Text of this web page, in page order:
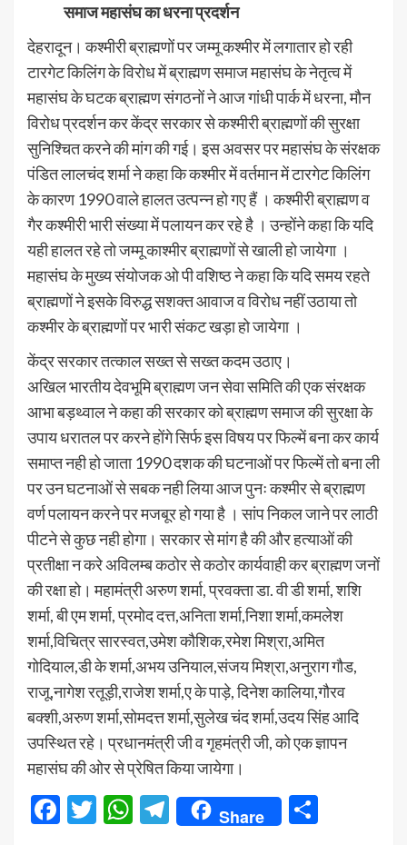
समाज महासंघ का धरना प्रदर्शन
देहरादून। कश्मीरी ब्राह्मणों पर जम्मू कश्मीर में लगातार हो रही
टारगेट किलिंग के विरोध में ब्राह्मण समाज महासंघ के नेतृत्व में
महासंघ के घटक ब्राह्मण संगठनों ने आज गांधी पार्क में धरना, मौन
विरोध प्रदर्शन कर केंद्र सरकार से कश्मीरी ब्राह्मणों की सुरक्षा
सुनिश्चित करने की मांग की गई। इस अवसर पर महासंघ के संरक्षक
पंडित लालचंद शर्मा ने कहा कि कश्मीर में वर्तमान में टारगेट किलिंग
के कारण 1990 वाले हालत उत्पन्न हो गए हैं । कश्मीरी ब्राह्मण व
गैर कश्मीरी भारी संख्या में पलायन कर रहे है । उन्होंने कहा कि यदि
यही हालत रहे तो जम्मू काश्मीर ब्राह्मणों से खाली हो जायेगा ।
महासंघ के मुख्य संयोजक ओ पी वशिष्ठ ने कहा कि यदि समय रहते
ब्राह्मणों ने इसके विरुद्ध सशक्त आवाज व विरोध नहीं उठाया तो
कश्मीर के ब्राह्मणों पर भारी संकट खड़ा हो जायेगा‌ ।
केंद्र सरकार तत्काल सख्त से सख्त कदम उठाए‌।
अखिल भारतीय देवभूमि ब्राह्मण जन सेवा समिति की एक संरक्षक
आभा बड़थ्वाल ने कहा की सरकार को ब्राह्मण समाज की सुरक्षा के
उपाय धरातल पर करने होंगे सिर्फ इस विषय पर फिल्में बना कर कार्य
समाप्त नही हो जाता 1990 दशक की घटनाओं पर फिल्में तो बना ली
पर उन घटनाओं से सबक नही लिया आज पुनः कश्मीर से ब्राह्मण
वर्ण पलायन करने पर मजबूर हो गया है । सांप निकल जाने पर लाठी
पीटने से कुछ नही होगा। सरकार से मांग है की और हत्याओं की
प्रतीक्षा न करे अविलम्ब कठोर से कठोर कार्यवाही कर ब्राह्मण जनों
की रक्षा हो। महामंत्री अरुण शर्मा, प्रवक्ता डा. वी डी शर्मा, शशि
शर्मा, बी एम शर्मा, प्रमोद दत्त,अनिता शर्मा,निशा शर्मा,कमलेश
शर्मा,विचित्र सारस्वत,उमेश कौशिक,रमेश मिश्रा,अमित
गोदियाल,डी के शर्मा,अभय उनियाल,संजय मिश्रा,अनुराग गौड,
राजू,नागेश रतूड़ी,राजेश शर्मा,ए के पाड़े, दिनेश कालिया,गौरव
बक्शी,अरुण शर्मा,सोमदत्त शर्मा,सुलेख चंद शर्मा,उदय सिंह आदि
उपस्थित रहे। प्रधानमंत्री जी व गृहमंत्री जी, को एक ज्ञापन
महासंघ की ओर से प्रेषित किया जायेगा।
Facebook
TwitterWhatsApp
Telegram
Share